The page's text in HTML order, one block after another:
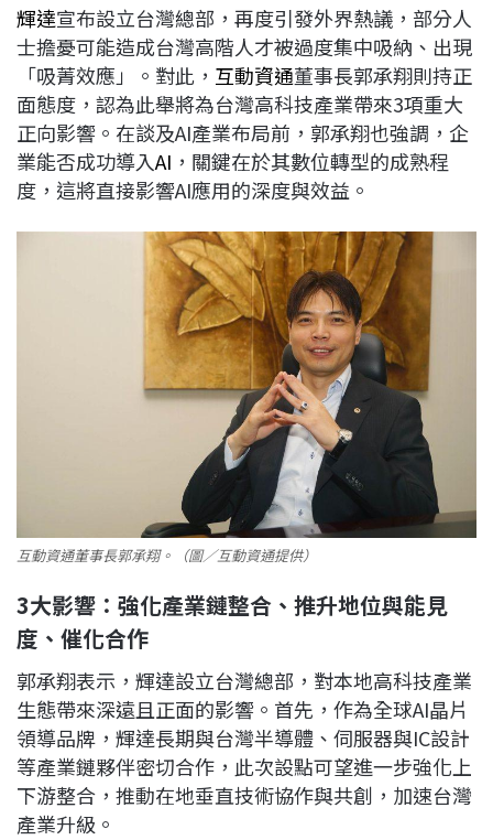
b
o
o
k
a
d
s
e
d
I
n
L
i
n
k
輝達宣布設立台灣總部，再度引發外界熱議，部分人
士擔憂可能造成台灣高階人才被過度集中吸納、出現
「吸菁效應」。對此， 互動資通董事長郭承翔則持正
面態度，認為此舉將為台灣高科技產業帶來3項重大
正向影響。在談及AI產業布局前，郭承翔也強調，企
業能否成功導入AI ，關鍵在於其數位轉型的成熟程
度，這將直接影響AI應用的深度與效益。
互動資通董事長郭承翔。（圖／互動資通提供）
3大影響：強化產業鏈整合、推升地位與能見
度、催化合作
郭承翔表示，輝達設立台灣總部，對本地高科技產業
生態帶來深遠且正面的影響。首先，作為全球AI晶片
領導品牌，輝達長期與台灣半導體、伺服器與IC設計
等產業鏈夥伴密切合作，此次設點可望進一步強化上
下游整合，推動在地垂直技術協作與共創，加速台灣
產業升級。